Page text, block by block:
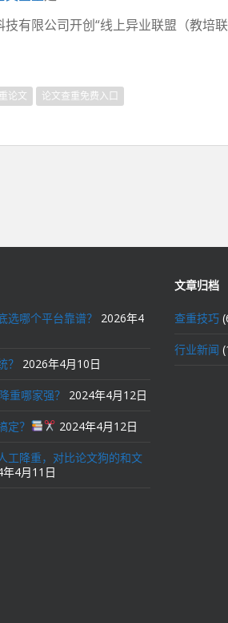
技有限公司开创“线上异业联盟（教培
论文 论文查重免费入口
选哪个平台靠谱？
2026年4
？ 2026年4月10日
重哪家强？ 2024年4月12日
定？ 2024年4月12日
工降重，对比论文狗的和文
年4月11日
文章归档
查重技巧
行业新闻